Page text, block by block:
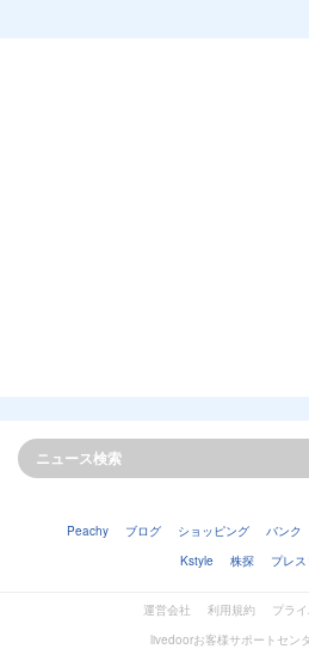
Peachy ブログ ショッピング バンク
Kstyle
株探 プレ
運営会社 利用規約
プラ
livedoorお客様サポートセン